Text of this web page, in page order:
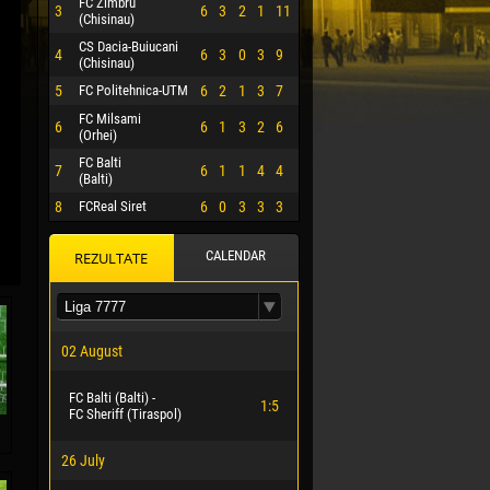
3
(Chisinau)
6 3 2 1 11
4
CS Dacia-Buiucani
(Chisinau)
6 3 0 3 9
5 FC Politehnica-UTM 6 2 1 3 7
6
FC Milsami
(Orhei)
6 1 3 2 6
7
FC Balti
(Balti)
6 1 1 4 4
8 FCReal Siret 6 0 3 3 3
REZULTATE CALENDAR
02 August
FC Balti (Balti) -
FC Sheriff (Tiraspol)
1:5
26 July